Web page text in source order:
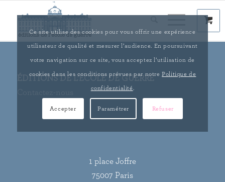
ÉDITIONS DE L’ÉCOLE DE GUERRE
1 place Joffre
75007 Paris
Ce site utilise des cookies pour vous offrir une expérience
utilisateur de qualité et mesurer l’audience. En poursuivant
votre navigation sur ce site, vous acceptez l’utilisation de
cookies dans les conditions prévues par notrePolitique de
confidentialité
Accepter Paramétrer Refuser